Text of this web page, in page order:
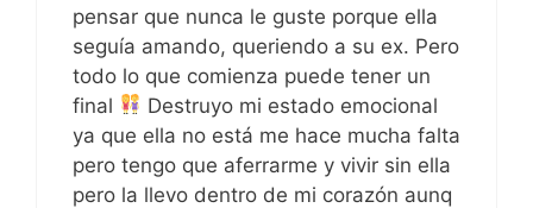
pensar que nunca le guste porque ella
seguía amando, queriendo a su ex. Pero
todo lo que comienza puede tener un
final
Destruyo mi estado emocional
ya que ella no está me hace mucha falta
pero tengo que aferrarme y vivir sin ella
pero la llevo dentro de mi corazón aunq